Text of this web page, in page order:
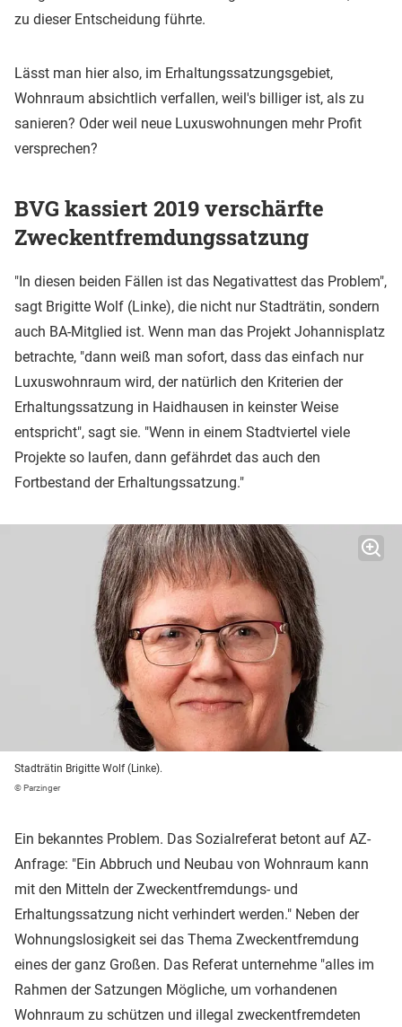
zu dieser Entscheidung führte.
Lässt man hier also, im Erhaltungssatzungsgebiet,
Wohnraum absichtlich verfallen, weil's billiger ist, als zu
sanieren? Oder weil neue Luxuswohnungen mehr Profit
versprechen?
BVG kassiert 2019 verschärfte
Zweckentfremdungssatzung
"In diesen beiden Fällen ist das Negativattest das Problem",
sagt Brigitte Wolf (Linke), die nicht nur Stadträtin, sondern
auch BA-Mitglied ist. Wenn man das Projekt Johannisplatz
betrachte, "dann weiß man sofort, dass das einfach nur
Luxuswohnraum wird, der natürlich den Kriterien der
Erhaltungssatzung in Haidhausen in keinster Weise
entspricht", sagt sie. "Wenn in einem Stadtviertel viele
Projekte so laufen, dann gefährdet das auch den
Fortbestand der Erhaltungssatzung."
Stadträtin Brigitte Wolf (Linke).
© Parzinger
Ein bekanntes Problem. Das Sozialreferat betont auf AZ-
Anfrage: "Ein Abbruch und Neubau von Wohnraum kann
mit den Mitteln der Zweckentfremdungs- und
Erhaltungssatzung nicht verhindert werden." Neben der
Wohnungslosigkeit sei das Thema Zweckentfremdung
eines der ganz Großen. Das Referat unternehme "alles im
Rahmen der Satzungen Mögliche, um vorhandenen
Wohnraum zu schützen und illegal zweckentfremdeten